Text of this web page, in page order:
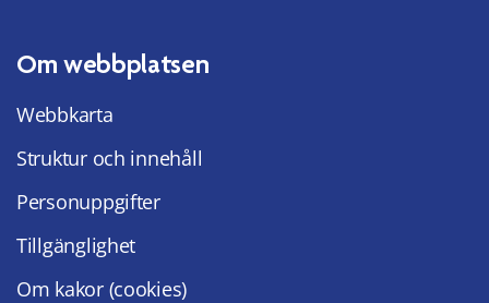
Om webbplatsen
Webbkarta
Struktur och innehåll
Personuppgifter
Tillgänglighet
Om kakor (cookies)